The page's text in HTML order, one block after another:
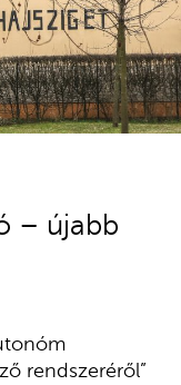
– újabb
rendszeréről”